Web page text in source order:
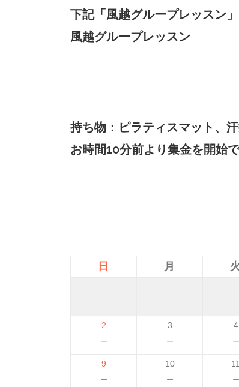
下記「風越グループレッスン
風越グループレッスン
持ち物：ピラティスマット、
お時間10分前より集金を開始
日 月 火
2
－
3
－
4
－
9
－
10
－
11
－